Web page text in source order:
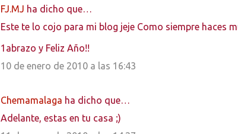
FJ.MJ ha dicho que…
Este te lo cojo para mi blog jeje Como siempre haces
1abrazo y Feliz Año!!
10 de enero de 2010 a las 16:43
Chemamalaga ha dicho que…
Adelante, estas en tu casa ;)